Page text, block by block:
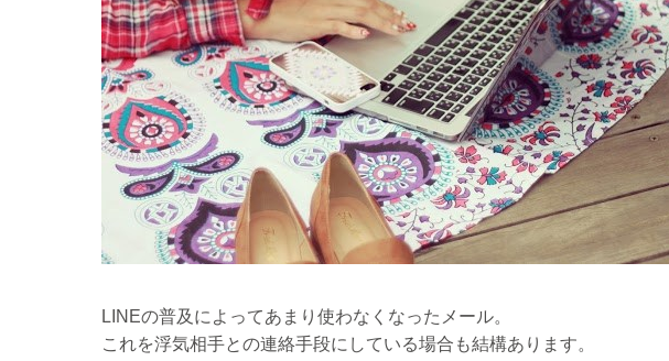
LINEの普及によってあまり使わなくなったメール。
これを浮気相手との連絡手段にしている場合も結構あります。